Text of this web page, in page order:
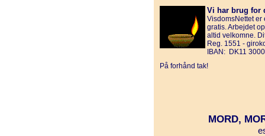
Vi har brug for
VisdomsNettet er
gratis. Arbejdet
altid velkomne.
Reg. 1551 -
IBAN: DK11
På forhånd tak!
MORD,